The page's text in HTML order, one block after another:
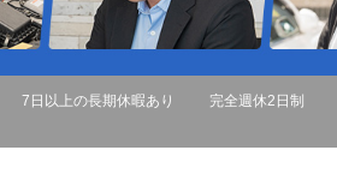
7日以上の長期休暇あり 完全週休2日制